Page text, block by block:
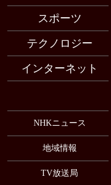
スポーツ
テクノロジー
インターネット
NHKニュース
地域情報
TV放送局